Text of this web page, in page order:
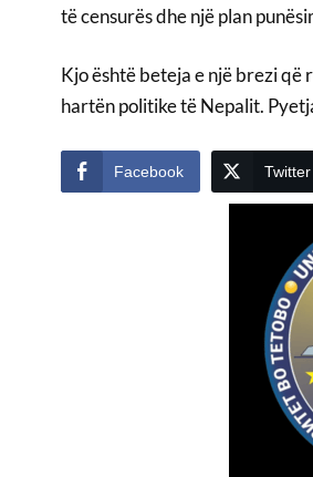
të censurës dhe një plan
Kjo është beteja e një brezi
hartën politike të Nepalit.
Facebook Twitter